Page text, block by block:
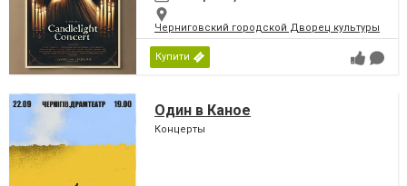
Черниговский городской Дворец культуры
Купити
Один в Каное
Концерты